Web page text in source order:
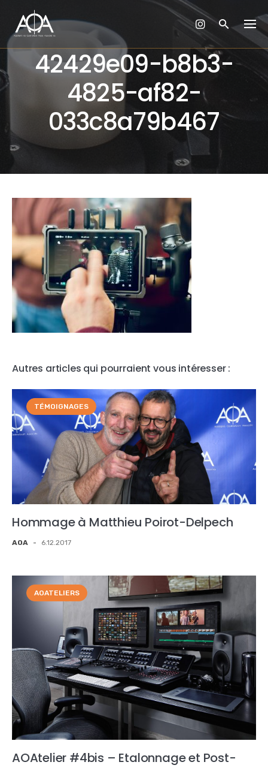
content
42429e09-b8b3-
4825-af82-
033c8a79b467
Autres articles qui pourraient vous intéresser :
TÉMOIGNAGES
Hommage à Matthieu Poirot-Delpech
AOA - 6.12.2017
AOATELIERS
AOAtelier #4bis – Etalonnage et Post-